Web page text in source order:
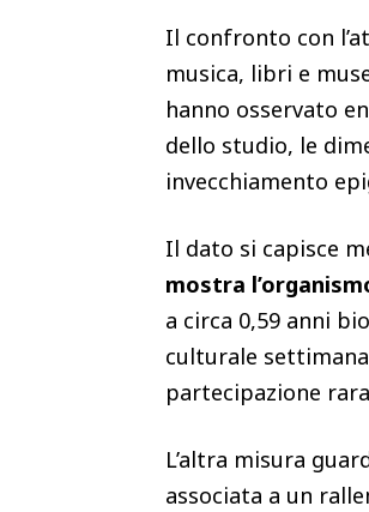
Il confronto con
musica, libri e
hanno osservato
dello studio, le
invecchiamento
Il dato si capisce
mostra
a circa 0,59 anni
culturale
partecipazione
L’altra misura
associata a un